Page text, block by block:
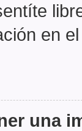
en
una